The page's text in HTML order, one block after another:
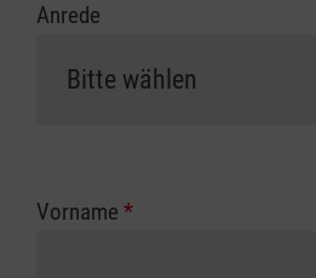
Anrede
Vorname *